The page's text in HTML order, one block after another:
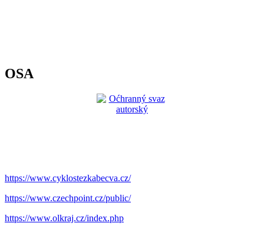
OSA
https://www.cyklostezkabecva.cz/
https://www.czechpoint.cz/public/
https://www.olkraj.cz/index.php